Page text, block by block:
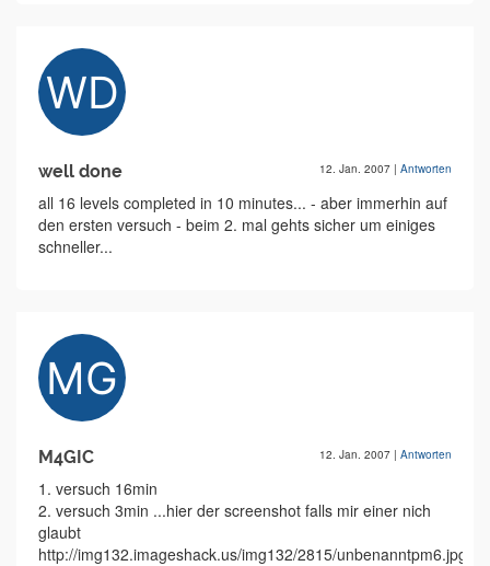
well done 12. Jan. 2007 | Antworten
all 16 levels completed in 10 minutes... - aber immerhin auf
den ersten versuch - beim 2. mal gehts sicher um einiges
schneller...
M4GIC 12. Jan. 2007 | Antworten
1. versuch 16min
2. versuch 3min ...hier der screenshot falls mir einer nich
glaubt
http://img132.imageshack.us/img132/2815/unbenanntpm6.jpg